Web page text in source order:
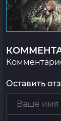
Оставить